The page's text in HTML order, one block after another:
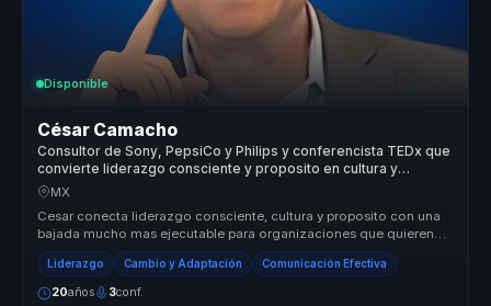
Disponible
César Camacho
Consultor de Sony, PepsiCo y Philips y conferencista TEDx que
convierte liderazgo consciente y proposito en cultura y
desempeno para empresas.
MX
Cesar conecta liderazgo consciente, cultura y proposito con una
bajada mucho mas ejecutable para organizaciones que quieren
fortalecer de...
Liderazgo Cambio y Adaptación Comunicación Efectiva
20años 3conf.